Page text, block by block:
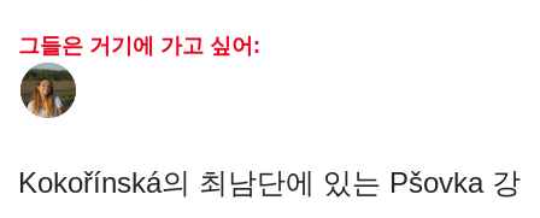
그들은 거기에 가고 싶어:
Kokořínská의 최남단에 있는 Pšovka 강